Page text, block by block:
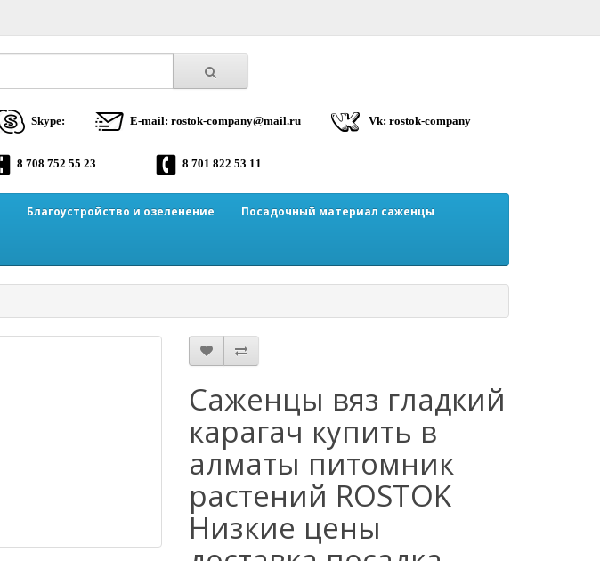
Skype: E-mail: rostok-company@mail.ru Vk: rostok-company
8 708 752 55 23 8 701 822 53 11
Благоустройство и озеленение Посадочный материал саженцы
Саженцы вяз гладкий
карагач купить в
алматы питомник
растений ROSTOK
Низкие цены